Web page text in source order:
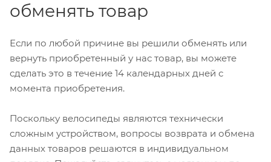
обменять товар
Если по любой причине вы решили обменять или
вернуть приобретенный у нас товар, вы можете
сделать это в течение 14 календарных дней с
момента приобретения.
Поскольку велосипеды являются технически
сложным устройством, вопросы возврата и обмена
данных товаров решаются в индивидуальном